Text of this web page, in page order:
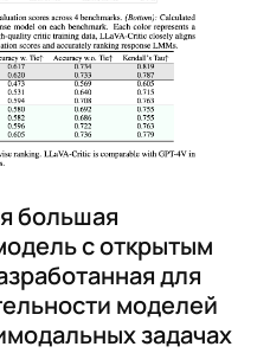
большая
с открытым
для
моделей
задачах